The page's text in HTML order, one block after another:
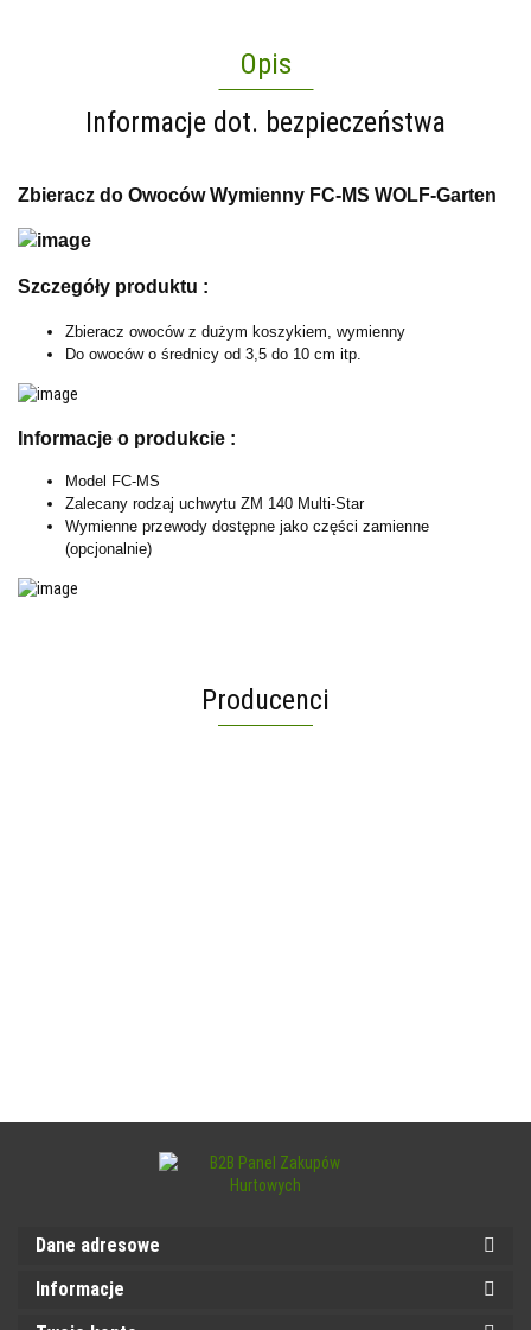
Opis
Informacje dot. bezpieczeństwa
Zbieracz do Owoców Wymienny FC-MS WOLF-Garten
Szczegóły produktu :
Zbieracz owoców z dużym koszykiem, wymienny
Do owoców o średnicy od 3,5 do 10 cm itp.
Informacje o produkcie :
Model FC-MS
Zalecany rodzaj uchwytu ZM 140 Multi-Star
Wymienne przewody dostępne jako części zamienne
(opcjonalnie)
Producenci
Dane adresowe
Informacje